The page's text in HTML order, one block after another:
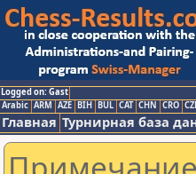
Logged on: Gast
Arabic ARM AZE BIH BUL CAT CHN CRO
Главная Турнирная база